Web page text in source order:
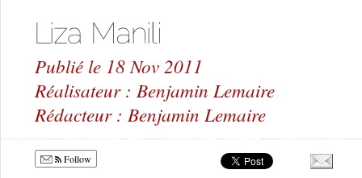
Publié le 18 Nov 2011
Réalisateur : Benjamin Lemaire
Rédacteur : Benjamin Lemaire
Follow